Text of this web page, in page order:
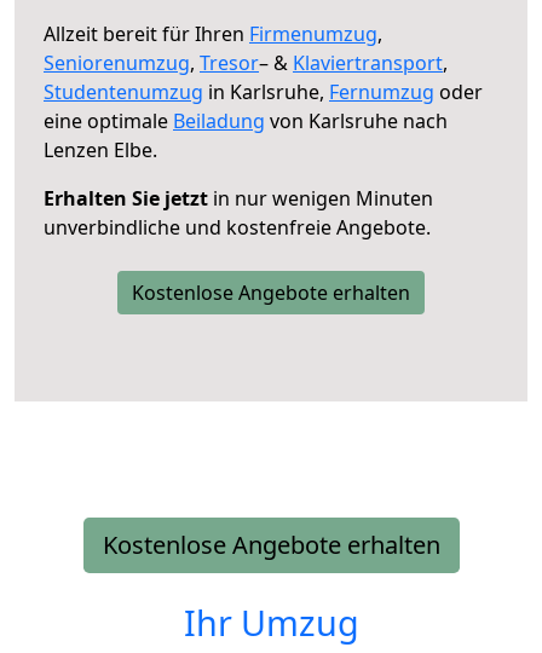
Allzeit bereit für Ihren Firmenumzug,
Seniorenumzug, Tresor– & Klaviertransport,
Studentenumzug in Karlsruhe, Fernumzug oder
eine optimale Beiladung von Karlsruhe nach
Lenzen Elbe.
Erhalten Sie jetzt in nur wenigen Minuten
unverbindliche und kostenfreie Angebote.
Kostenlose Angebote erhalten
Kostenlose Angebote erhalten
Ihr Umzug